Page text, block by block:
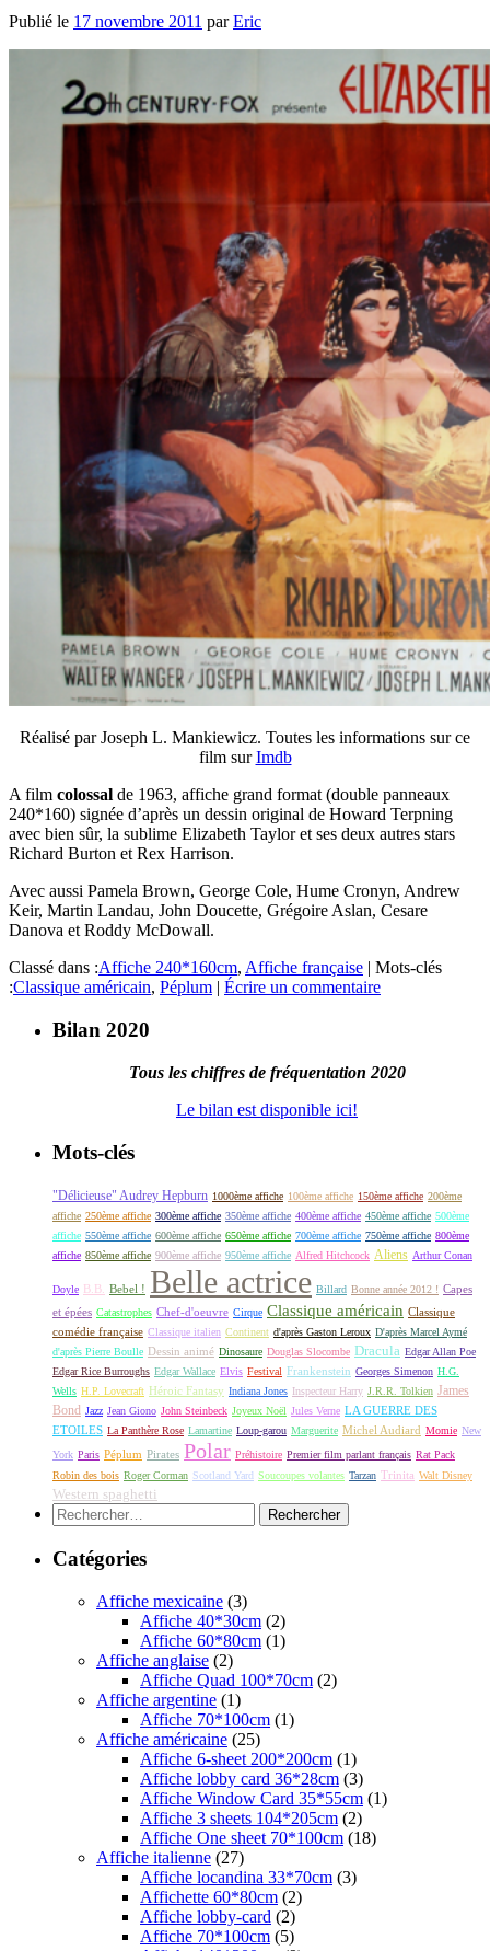
Publié le 17 novembre 2011 parEric
Réalisé par Joseph L. Mankiewicz. Toutes les informations sur ce
film surImdb
A film colossal de 1963, affiche grand format (double panneaux
240*160) signée d’après un dessin original de Howard Terpning
avec bien sûr, la sublime Elizabeth Taylor et ses deux autres stars
Richard Burton et Rex Harrison.
Avec aussi Pamela Brown, George Cole, Hume Cronyn, Andrew
Keir, Martin Landau, John Doucette, Grégoire Aslan, Cesare
Danova et Roddy McDowall.
Classé dans :Affiche 240*160cm, Affiche française | Mots-clés
:Classique américain, Péplum | Écrire un commentaire
Bilan 2020
Tous les chiffres de fréquentation 2020
Le bilan est disponible ici!
Mots-clés
"Délicieuse" Audrey Hepburn 1000ème affiche 100ème affiche 150ème affiche 200ème
affiche 250ème affiche 300ème affiche 350ème affiche 400ème affiche 450ème affiche 500ème
affiche 550ème affiche 600ème affiche 650ème affiche 700ème affiche 750ème affiche 800ème
affiche 850ème affiche 900ème affiche 950ème affiche Alfred Hitchcock Aliens Arthur Conan
Doyle B.B. Bebel ! Belle actrice Billard Bonne année 2012 ! Capes
et épées Catastrophes Chef-d'oeuvre Cirque Classique américain Classique
comédie française Classique italien Continent d'après Gaston Leroux D'après Marcel Aymé
d'après Pierre Boulle Dessin animé Dinosaure Douglas Slocombe Dracula Edgar Allan Poe
Edgar Rice Burroughs Edgar Wallace Elvis Festival Frankenstein Georges Simenon H.G.
Wells H.P. Lovecraft Héroic Fantasy Indiana Jones Inspecteur Harry J.R.R. Tolkien James
Bond Jazz Jean Giono John Steinbeck Joyeux Noël Jules Verne LA GUERRE DES
ETOILES La Panthère Rose Lamartine Loup-garou Marguerite Michel Audiard Momie New
York Paris Péplum Pirates Polar Préhistoire Premier film parlant français Rat Pack
Robin des bois Roger Corman Scotland Yard Soucoupes volantes Tarzan Trinita Walt Disney
Western spaghetti
Rechercher :
Catégories
Affiche mexicaine (3)
Affiche 40*30cm (2)
Affiche 60*80cm (1)
Affiche anglaise (2)
Affiche Quad 100*70cm (2)
Affiche argentine (1)
Affiche 70*100cm (1)
Affiche américaine (25)
Affiche 6-sheet 200*200cm (1)
Affiche lobby card 36*28cm (3)
Affiche Window Card 35*55cm (1)
Affiche 3 sheets 104*205cm (2)
Affiche One sheet 70*100cm (18)
Affiche italienne (27)
Affiche locandina 33*70cm (3)
Affichette 60*80cm (2)
Affiche lobby-card (2)
Affiche 70*100cm (5)